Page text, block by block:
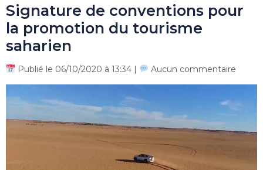
Signature de conventions pour
la promotion du tourisme
saharien
Publié le 06/10/2020 à 13:34 | Aucun commentaire